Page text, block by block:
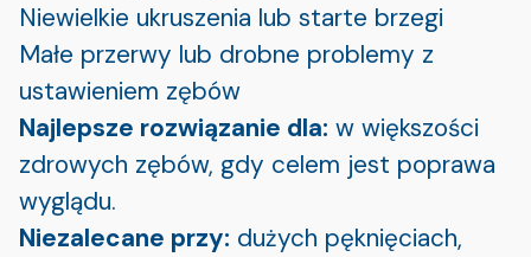
Niewielkie ukruszenia lub starte brzegi
Małe przerwy lub drobne problemy z
ustawieniem zębów
Najlepsze rozwiązanie dla: w większości
zdrowych zębów, gdy celem jest poprawa
wyglądu.
Niezalecane przy: dużych pęknięciach,